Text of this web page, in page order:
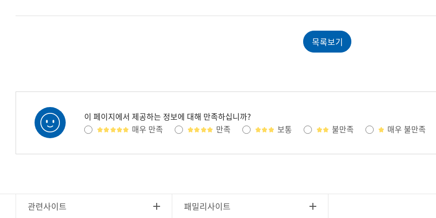
목록보기
이 페이지에서 제공하는 정보에 대해 만족하십니까?
매우 만족
만족 보통 불만족 매우 불만족
관련사이트 패밀리사이트